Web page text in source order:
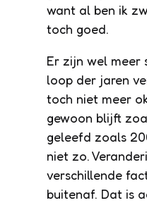
want al ben ik
toch goed.
Er zijn wel meer
loop der jaren
toch niet meer
gewoon blijft
geleefd zoals
niet zo.
verschillende
buitenaf. Dat is